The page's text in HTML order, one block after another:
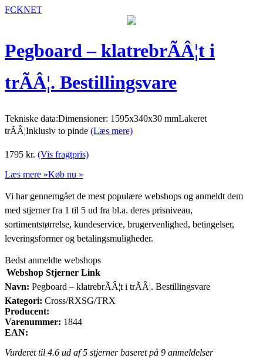
FCKNET
Pegboard – klatrebrÃÂ¦t i
trÃÂ¦. Bestillingsvare
Tekniske data:Dimensioner: 1595x340x30 mmLakeret
trÃÂ¦Inklusiv to pinde (Læs mere)
1795 kr. (Vis fragtpris)
Læs mere »Køb nu »
Vi har gennemgået de mest populære webshops og anmeldt dem
med stjerner fra 1 til 5 ud fra bl.a. deres prisniveau,
sortimentstørrelse, kundeservice, brugervenlighed, betingelser,
leveringsformer og betalingsmuligheder.
Bedst anmeldte webshops
Webshop Stjerner Link
Navn: Pegboard – klatrebrÃÂ¦t i trÃÂ¦. Bestillingsvare
Kategori: Cross/RXSG/TRX
Producent:
Varenummer: 1844
EAN:
Vurderet til 4.6 ud af 5 stjerner baseret på 9 anmeldelser